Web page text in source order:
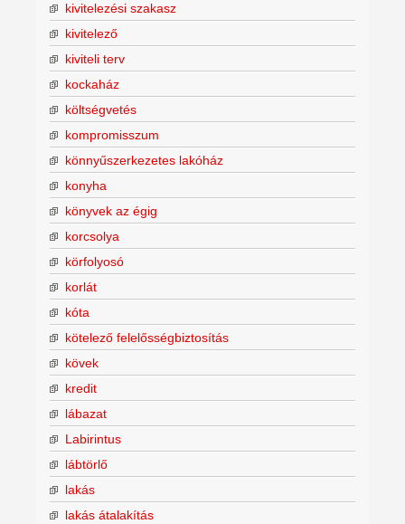
kivitelezési szakasz
kivitelező
kiviteli terv
kockaház
költségvetés
kompromisszum
könnyűszerkezetes lakóház
konyha
könyvek az égig
korcsolya
körfolyosó
korlát
kóta
kötelező felelősségbiztosítás
kövek
kredit
lábazat
Labirintus
lábtörlő
lakás
lakás átalakítás